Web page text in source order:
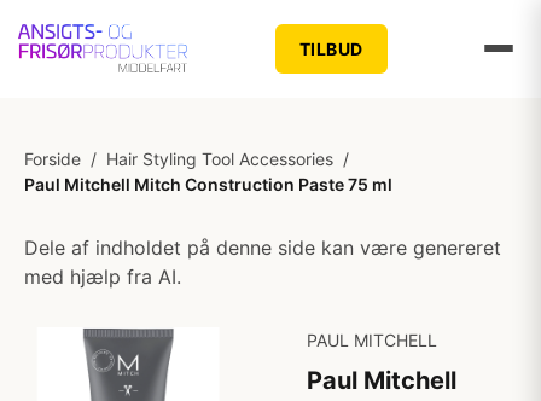
TILBUD
Forside / Hair Styling Tool Accessories /
Paul Mitchell Mitch Construction Paste 75 ml
Dele af indholdet på denne side kan være genereret
med hjælp fra AI.
PAUL MITCHELL
Paul Mitchell